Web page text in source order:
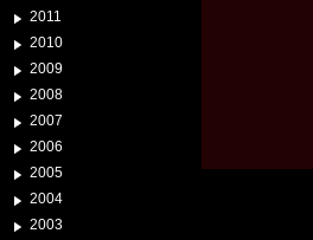
2011
2010
2009
2008
2007
2006
2005
2004
2003